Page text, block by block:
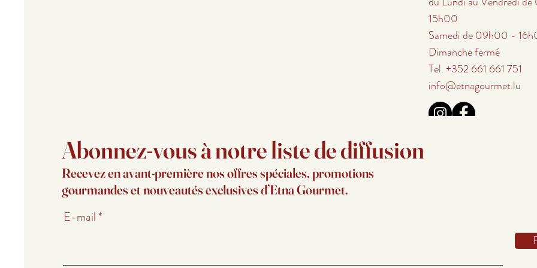
15h00
Samedi de 09h00 -
Dimanche fermé
Tel. +352 661 661 751
info@etnagourmet.lu
Abonnez-vous à notre liste de diffusion
Recevez en avant-première nos offres spéciales, promotions
gourmandes et nouveautés exclusives d’Etna Gourmet.
E-mail